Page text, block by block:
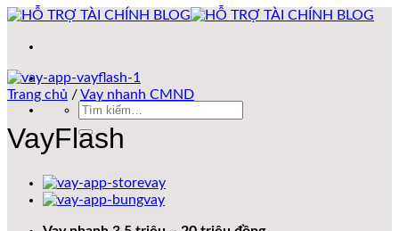
Bỏ
Tìm
Trang chủ /Vay nhanh CMND
VayFlash